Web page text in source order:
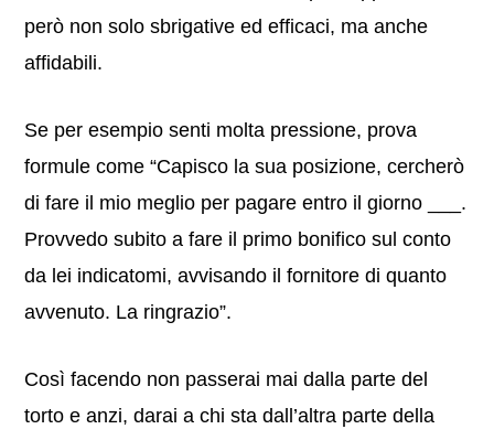
però non solo sbrigative ed efficaci, ma anche
affidabili.
Se per esempio senti molta pressione, prova
formule come “Capisco la sua posizione, cercherò
di fare il mio meglio per pagare entro il giorno ___.
Provvedo subito a fare il primo bonifico sul conto
da lei indicatomi, avvisando il fornitore di quanto
avvenuto. La ringrazio”.
Così facendo non passerai mai dalla parte del
torto e anzi, darai a chi sta dall’altra parte della